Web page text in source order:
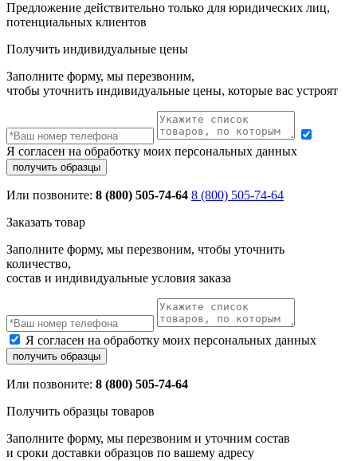
Предложение действительно только для юридических лиц,
потенциальных клиентов
Получить индивидуальные цены
Заполните форму, мы перезвоним,
чтобы уточнить индивидуальные цены, которые вас устроят
Я согласен на обработку моих персональных данных
Или позвоните: 8 (800) 505-74-64 8 (800) 505-74-64
Заказать товар
Заполните форму, мы перезвоним, чтобы уточнить
количество,
состав и индивидуальные условия заказа
Я согласен на обработку моих персональных данных
Или позвоните: 8 (800) 505-74-64
Получить образцы товаров
Заполните форму, мы перезвоним и уточним состав
и сроки доставки образцов по вашему адресу